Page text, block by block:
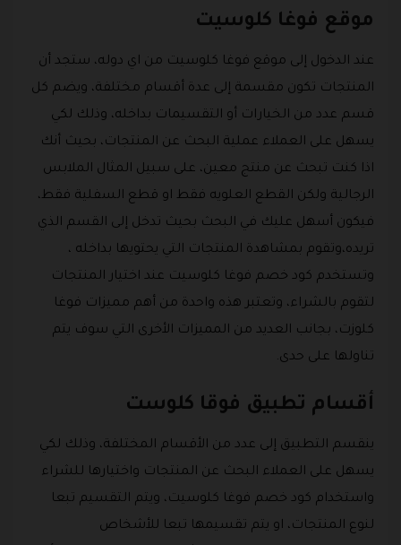
موقع فوغا كلوسيت
عند الدخول إلى موقع فوغا كلوسيت من اي دوله، ستجد أن
المنتجات تكون مقسمة إلى عدة أقسام مختلفة، ويضم كل
قسم عدد من الخيارات أو التقسيمات بداخله، وذلك لكي
يسهل على العملاء عملية البحث عن المنتجات، بحيث أنك
اذا كنت تبحث عن منتج معين، على سبيل المثال الملابس
الرجالية ولكن القطع العلويه فقط او قطع السفلية فقط،
فيكون أسهل عليك في البحث بحيث تدخل إلى القسم الذي
تريده،وتقوم بمشاهدة المنتجات التي يحتويها بداخله ،
وتستخدم كود خصم فوغا كلوسيت عند اختيار المنتجات
لتقوم بالشراء، وتعتبر هذه واحدة من أهم مميزات فوغا
كلوزت، بجانب العديد من المميزات الأخرى التي سوف يتم
تناولها على حدى.
أقسام تطبيق فوقا كلوست
ينقسم التطبيق إلى عدد من الأقسام المختلفة، وذلك لكي
يسهل على العملاء البحث عن المنتجات واختيارها للشراء
واستخدام كود خصم فوغا كلوسيت، ويتم التقسيم تبعا
لنوع المنتجات، او يتم تقسيمها تبعا للأشخاص